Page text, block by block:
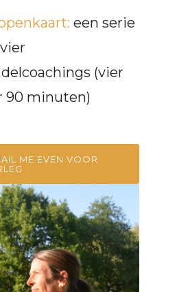
een serie
(vier
90 minuten)
ME EVEN VOOR